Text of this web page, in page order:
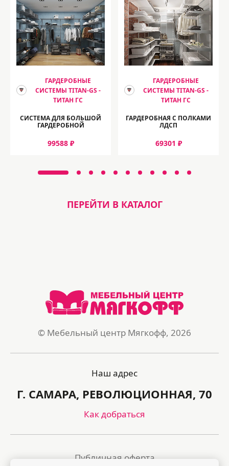
ГАРДЕРОБНЫЕ
СИСТЕМЫ TITAN-GS -
ТИТАН ГС
СИСТЕМА ДЛЯ БОЛЬШОЙ
ГАРДЕРОБНОЙ
99588 ₽
ГАРДЕРОБНЫЕ
СИСТЕМЫ TITAN-GS -
ТИТАН ГС
ГАРДЕРОБНАЯ С ПОЛКАМИ
ЛДСП
69301 ₽
ПЕРЕЙТИ В КАТАЛОГ
© Мебельный центр Мягкофф, 2026
Наш адрес
Г. САМАРА, РЕВОЛЮЦИОННАЯ, 70
Как добраться
Публичная оферта